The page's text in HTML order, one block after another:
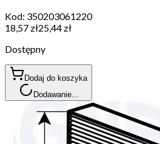
Kod: 350203061220
18,57 zł25,44 zł
Dostępny
Dodaj do koszyka
Dodawanie...